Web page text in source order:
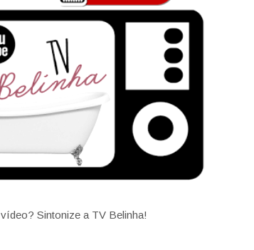
Sintonize a TV Belinha!